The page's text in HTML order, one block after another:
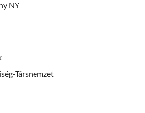
NY
Társnemzet